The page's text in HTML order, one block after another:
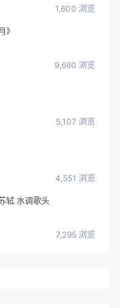
1,600 浏览
》
9,660 浏览
5,107 浏览
4,551 浏览
杜灼山书法篆书作品：苏轼 水调歌头
7,295 浏览